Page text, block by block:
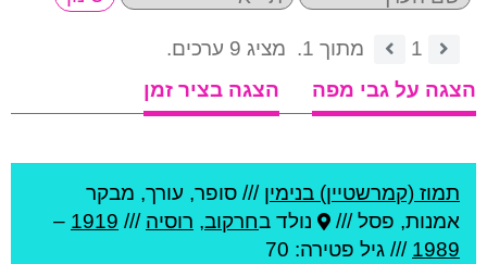
1 מתוך 1.
מציג 9 ערכים.
הצגה על גבי מפה
הצגה בציר זמן
תמוז (קמרשטיין) בנימין /// סופר, עורך, מבקר
אמנות, פסל ///
נולד בחרקוב, רוסיה ///
1919
–
1989 /// גיל פטירה: 70